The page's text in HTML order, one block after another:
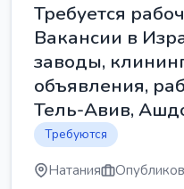
Требуется
Вакансии в
заводы,
объявления,
Тель-Авив,
Требуются
Натания